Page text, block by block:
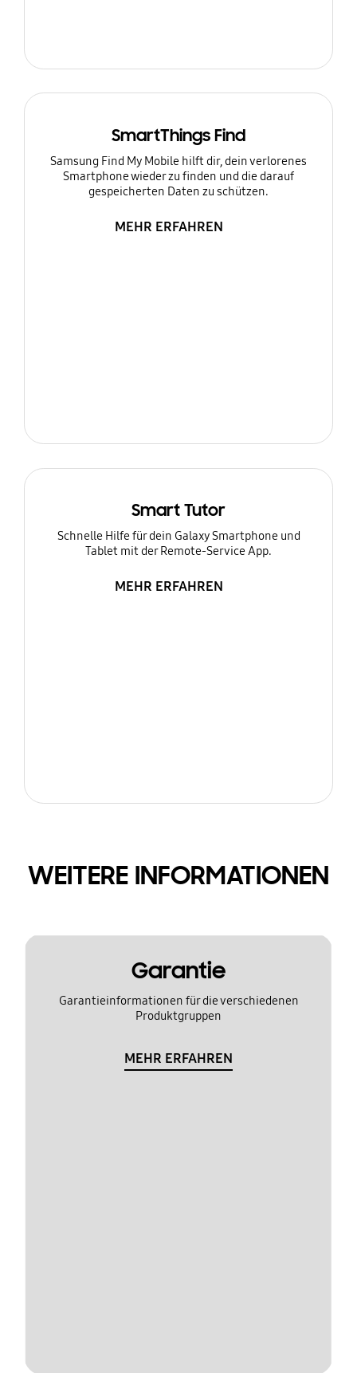
SmartThings Find
Samsung Find My Mobile hilft dir, dein verlorenes
Smartphone wieder zu finden und die darauf
gespeicherten Daten zu schützen.
MEHR ERFAHREN
Smart Tutor
Schnelle Hilfe für dein Galaxy Smartphone und
Tablet mit der Remote-Service App.
MEHR ERFAHREN
WEITERE INFORMATIONEN
Garantie
Garantieinformationen für die verschiedenen
Produktgruppen
MEHR ERFAHREN